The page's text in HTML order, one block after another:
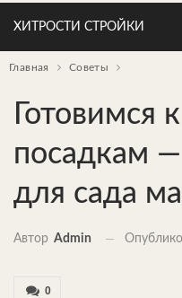
ХИТРОСТИ СТРОЙКИ
Главная Советы
Готовимся
посадкам
для сада
Автор Admin
0